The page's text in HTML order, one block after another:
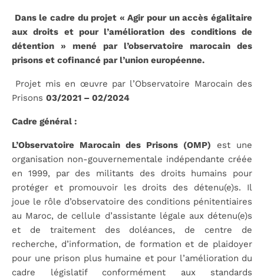
Dans le cadre du projet « Agir pour un accès égalitaire
aux droits et pour l’amélioration des conditions de
détention » mené par l’observatoire marocain des
prisons et cofinancé par l’union européenne.
Projet mis en œuvre par l’Observatoire Marocain des
Prisons 03/2021 – 02/2024
Cadre général :
L’Observatoire Marocain des Prisons (OMP) est une
organisation non-gouvernementale indépendante créée
en 1999, par des militants des droits humains pour
protéger et promouvoir les droits des détenu(e)s. Il
joue le rôle d’observatoire des conditions pénitentiaires
au Maroc, de cellule d’assistante légale aux détenu(e)s
et de traitement des doléances, de centre de
recherche, d’information, de formation et de plaidoyer
pour une prison plus humaine et pour l’amélioration du
cadre législatif conformément aux standards